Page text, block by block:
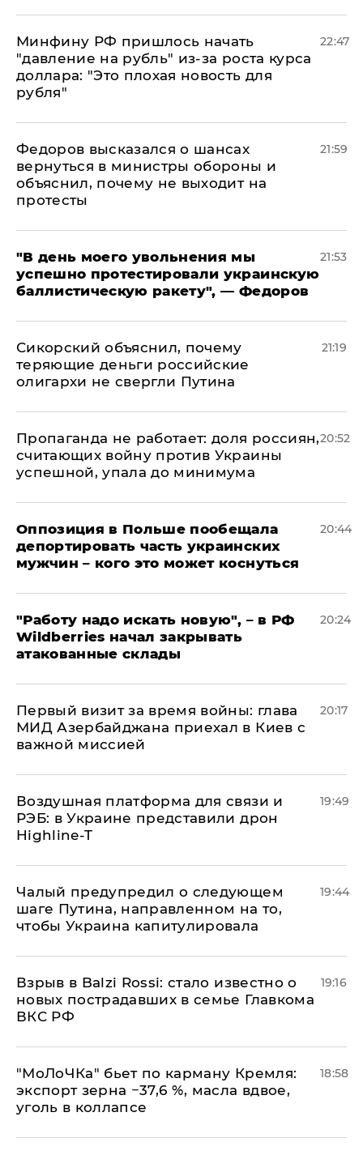
Минфину РФ пришлось начать
"давление на рубль" из-за роста курса
доллара: "Это плохая новость для
рубля"
22:47
Федоров высказался о шансах
вернуться в министры обороны и
объяснил, почему не выходит на
протесты
21:59
​"В день моего увольнения мы
успешно протестировали украинскую
баллистическую ракету", — Федоров
21:53
Сикорский объяснил, почему
теряющие деньги российские
олигархи не свергли Путина
21:19
​Пропаганда не работает: доля россиян,
считающих войну против Украины
успешной, упала до минимума
20:52
Оппозиция в Польше пообещала
депортировать часть украинских
мужчин – кого это может коснуться
20:44
"Работу надо искать новую", – в РФ
Wildberries начал закрывать
атакованные склады
20:24
Первый визит за время войны: глава
МИД Азербайджана приехал в Киев с
важной миссией
20:17
Воздушная платформа для связи и
РЭБ: в Украине представили дрон
Highline-T
19:49
Чалый предупредил о следующем
шаге Путина, направленном на то,
чтобы Украина капитулировала
19:44
Взрыв в Balzi Rossi: стало известно о
новых пострадавших в семье Главкома
ВКС РФ
19:16
​"МоЛоЧКа" бьет по карману Кремля:
экспорт зерна −37,6 %, масла вдвое,
уголь в коллапсе
18:58